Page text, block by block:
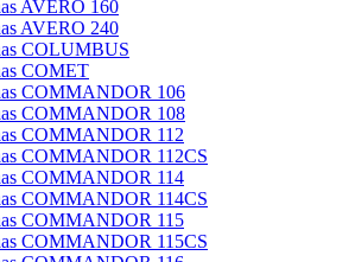
AVERO 160
AVERO 240
COLUMBUS
COMET
COMMANDOR 106
COMMANDOR 108
COMMANDOR 112
COMMANDOR 112CS
COMMANDOR 114
COMMANDOR 114CS
COMMANDOR 115
COMMANDOR 115CS